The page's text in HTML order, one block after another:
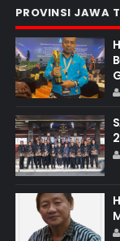
PROVINSI JAWA